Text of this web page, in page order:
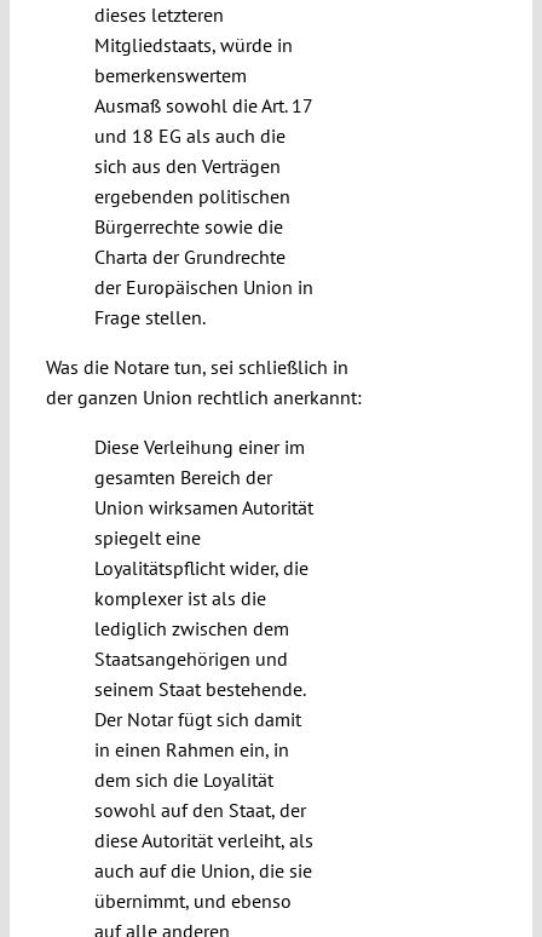
dieses letzteren
Mitgliedstaats, würde in
bemerkenswertem
Ausmaß sowohl die Art. 17
und 18 EG als auch die
sich aus den Verträgen
ergebenden politischen
Bürgerrechte sowie die
Charta der Grundrechte
der Europäischen Union in
Frage stellen.
Was die Notare tun, sei schließlich in
der ganzen Union rechtlich anerkannt:
Diese Verleihung einer im
gesamten Bereich der
Union wirksamen Autorität
spiegelt eine
Loyalitätspflicht wider, die
komplexer ist als die
lediglich zwischen dem
Staatsangehörigen und
seinem Staat bestehende.
Der Notar fügt sich damit
in einen Rahmen ein, in
dem sich die Loyalität
sowohl auf den Staat, der
diese Autorität verleiht, als
auch auf die Union, die sie
übernimmt, und ebenso
auf alle anderen